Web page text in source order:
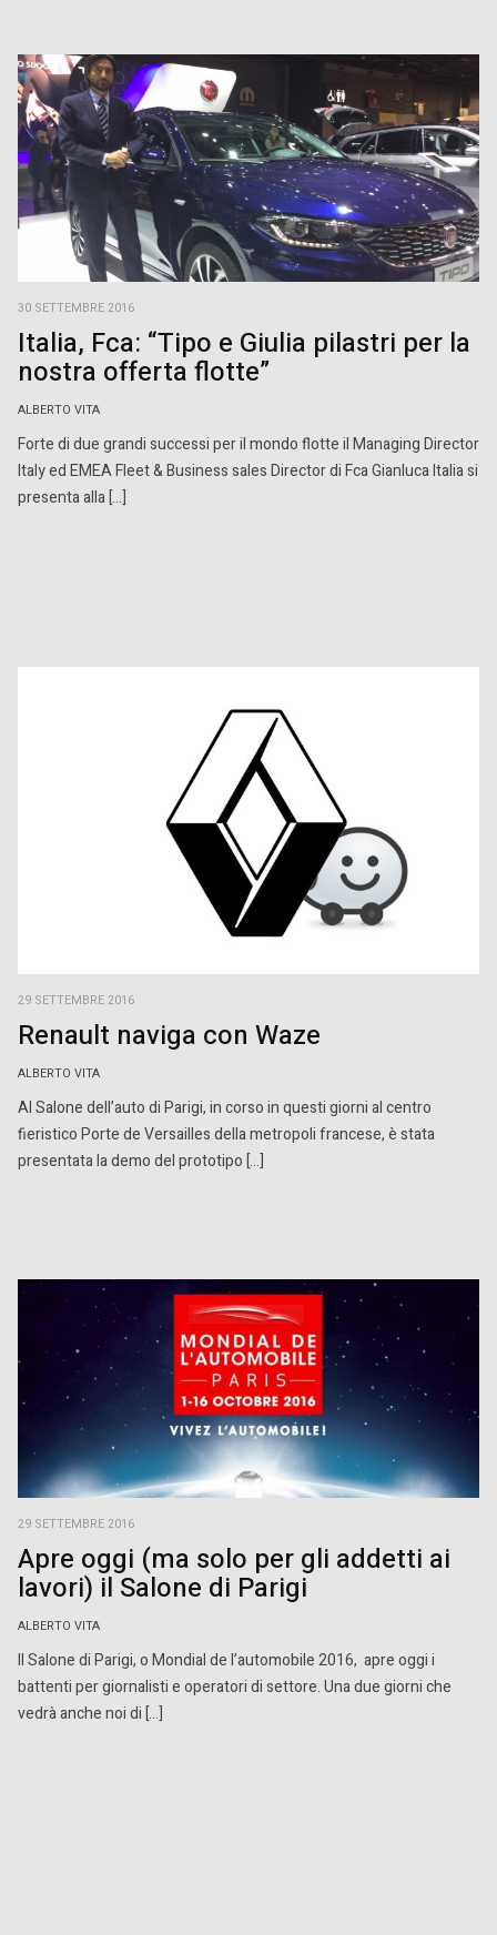
30 SETTEMBRE 2016
Italia, Fca: “Tipo e Giulia pilastri per la
nostra offerta flotte”
ALBERTO VITA
Forte di due grandi successi per il mondo flotte il Managing Director
Italy ed EMEA Fleet & Business sales Director di Fca Gianluca Italia si
presenta alla […]
29 SETTEMBRE 2016
Renault naviga con Waze
ALBERTO VITA
Al Salone dell’auto di Parigi, in corso in questi giorni al centro
fieristico Porte de Versailles della metropoli francese, è stata
presentata la demo del prototipo […]
29 SETTEMBRE 2016
Apre oggi (ma solo per gli addetti ai
lavori) il Salone di Parigi
ALBERTO VITA
Il Salone di Parigi, o Mondial de l’automobile 2016, apre oggi i
battenti per giornalisti e operatori di settore. Una due giorni che
vedrà anche noi di […]